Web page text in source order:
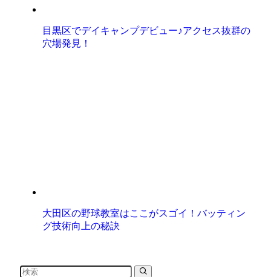
目黒区でデイキャンプデビュー♪アクセス抜群の
穴場発見！
大田区の野球教室はここがスゴイ！バッティン
グ技術向上の秘訣